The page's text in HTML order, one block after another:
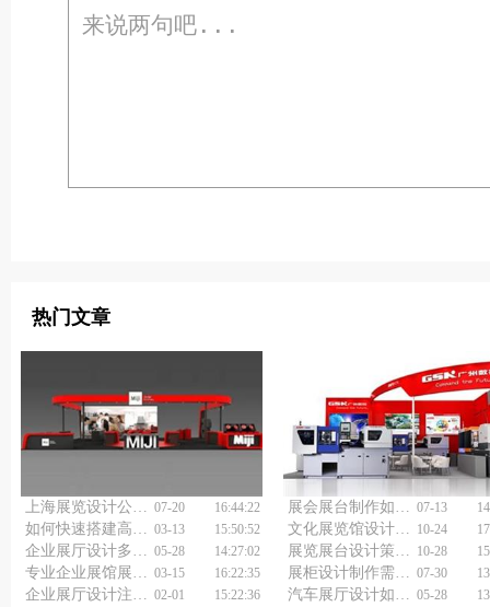
热门文章
上海展览设计公司浅谈展会展台制作 07-20 16:44:22 展会展台制作如何做好？ 07-13
如何快速搭建高质量展台？找专业展台展览搭建公司！ 03-13 15:50:52 文化展览馆设计公司：让文化触手可及？还是让钱袋子空空如也？ 10-24
企业展厅设计多少钱一平米？ 05-28 14:27:02 展览展台设计策划新视角：展会设计大放异彩 10-28
专业企业展馆展厅设计公司让品牌更出众！ 03-15 16:22:35 展柜设计制作需要注意什么？ 07-30
企业展厅设计注意事项 02-01 15:22:36 汽车展厅设计如何突出品牌？ 05-28